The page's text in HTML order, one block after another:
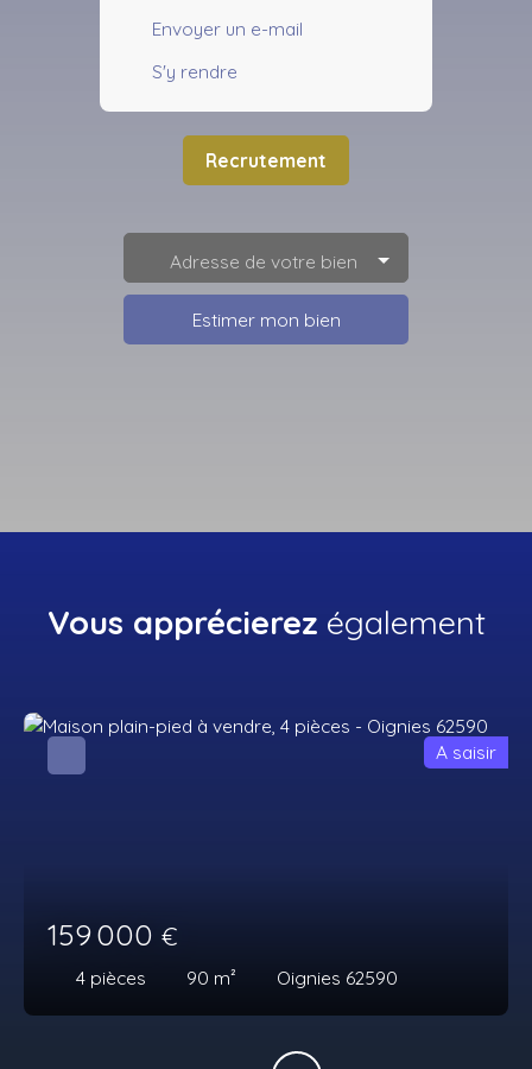
Envoyer un e-mail
S'y rendre
Recrutement
Adresse de votre bien
Estimer mon bien
Vous apprécierez également
159 000 €
4 pièces 90 m² Oignies 62590
A saisir